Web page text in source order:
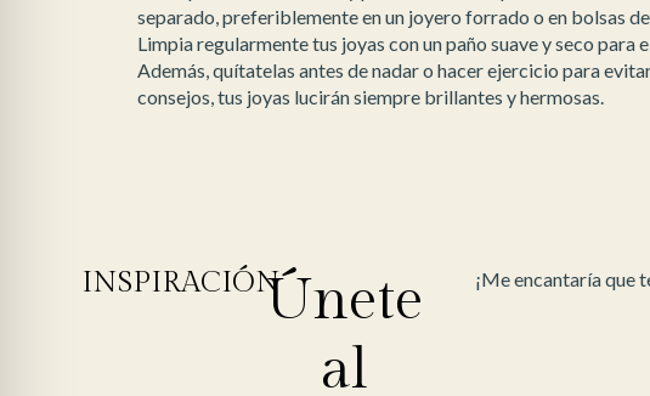
separado, preferiblemente en un joyero forrado o en bolsas
Limpia regularmente tus joyas con un paño suave y seco para
Además, quítatelas antes de nadar o hacer ejercicio para
consejos, tus joyas lucirán siempre brillantes y hermosas.
INSPIRACIÓNÚnete
al
¡Me encantaría que